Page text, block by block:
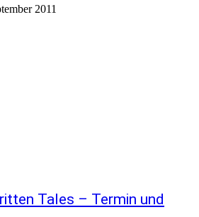
2011
Tales – Termin und